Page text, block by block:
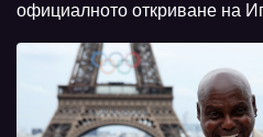
официалното откриване на